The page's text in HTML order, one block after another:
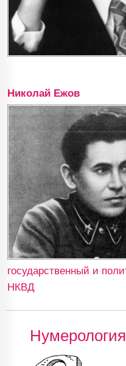
Николай Ежов
государственный и
НКВД